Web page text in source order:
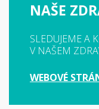
NAŠE
SLEDUJEME A
V NAŠEM
WEBOVÉ